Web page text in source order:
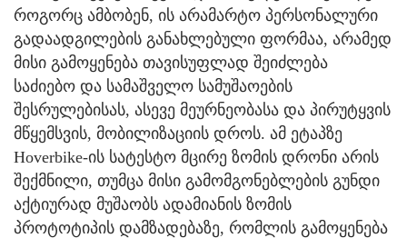
როგორც ამბობენ, ის არამარტო პერსონალური
გადაადგილების განახლებული ფორმაა, არამედ
მისი გამოყენება თავისუფლად შეიძლება
საძიებო და სამაშველო სამუშაოების
შესრულებისას, ასევე მეურნეობასა და პირუტყვის
მწყემსვის, მობილიზაციის დროს. ამ ეტაპზე
Hoverbike-ის სატესტო მცირე ზომის დრონი არის
შექმნილი, თუმცა მისი გამომგონებლების გუნდი
აქტიურად მუშაობს ადამიანის ზომის
პროტოტიპის დამზადებაზე, რომლის გამოყენება